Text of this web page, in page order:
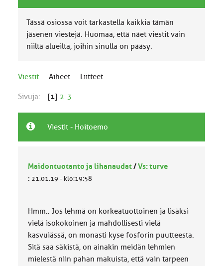
Tässä osiossa voit tarkastella kaikkia tämän
jäsenen viestejä. Huomaa, että näet viestit vain
niiltä alueilta, joihin sinulla on pääsy.
Viestit Aiheet Liitteet
Sivuja: [1] 2 3
Viestit - Hoitoemo
Maidontuotanto ja lihanaudat/Vs: turve
: 21.01.19 - klo:19:58
Hmm.. Jos lehmä on korkeatuottoinen ja lisäksi
vielä isokokoinen ja mahdollisesti vielä
kasvuiässä, on monasti kyse fosforin puutteesta.
Sitä saa säkistä, on ainakin meidän lehmien
mielestä niin pahan makuista, että vain tarpeen